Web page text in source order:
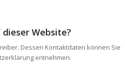
Website?
Dessen Kontaktdaten können Sie
entnehmen.